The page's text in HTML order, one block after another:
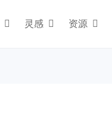
灵感 资源